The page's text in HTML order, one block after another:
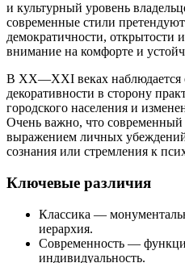
и культурный уровень
современные стили
демократичности, открытости
внимание на комфорте и
В XX—XXI веках наблюдается
декоративности в сторону
городского населения и
Очень важно, что современный
выражением личных
сознания или стремления к
Ключевые различия
Классика —
иерархия.
Современность —
индивидуальность.